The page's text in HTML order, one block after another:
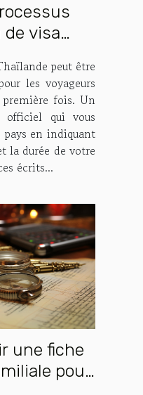
visa
peut être
les voyageurs
fois. Un
qui vous
pays en indiquant
la durée de votre
écrits...
une fiche
pour